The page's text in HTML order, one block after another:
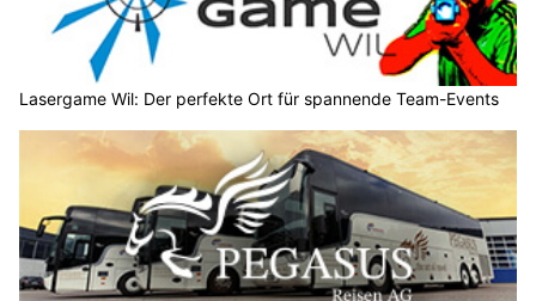
Lasergame Wil: Der perfekte Ort für spannende Team-Events